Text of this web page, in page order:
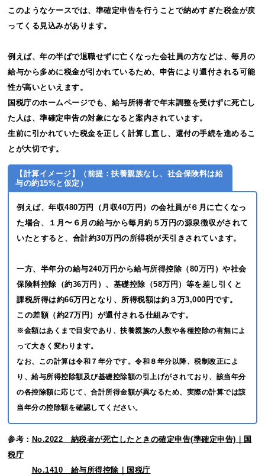
このようなケースでは、準確定申告を行うことで納めすぎた税金が戻
ってくる見込みがあります。
例えば、年の半ばで退職せずに亡くなった会社員の方などは、毎月の
給与から多めに税金が引かれているため、申告により還付される可能
性が高いといえます。
国税庁のホームページでも、給与所得者で年末調整を受けずに死亡し
た人は、準確定申告の対象になると案内されています。
生前に引かれていた税金を正しく計算し直し、還付の手続を進めるこ
とが大切です。
【計算イメージ】（前提：扶養親族なし、社会保険料は給
与の約15%と仮定）
例えば、年収480万円（月収40万円）の会社員が６月に亡くなっ
た場合、１月〜６月の給与から毎月約５万円の源泉徴収がされて
いたとすると、合計約30万円の所得税が天引きされています。
一方、半年分の給与240万円から給与所得控除（80万円）や社会
保険料控除（約36万円）、基礎控除（58万円）等を差し引くと
課税所得は約66万円となり、所得税額は約３万3,000円です。
この差額（約27万円）が還付される仕組みです。
※金額はあくまで目安であり、扶養親族の人数や各種控除の有無によ
って大きく変わります。
なお、この計算は令和７年分です。令和８年分以降、税制改正によ
り、給与所得控除額及び基礎控除額の引上げがされており、該当年分
の各控除額に応じて、合計所得金額が異なるため、実際の計算では該
当年分の控除額を確認してください。
参考： No.2022 納税者が死亡したときの確定申告(準確定申告)｜国
税庁
No.1410 給与所得控除｜国税庁